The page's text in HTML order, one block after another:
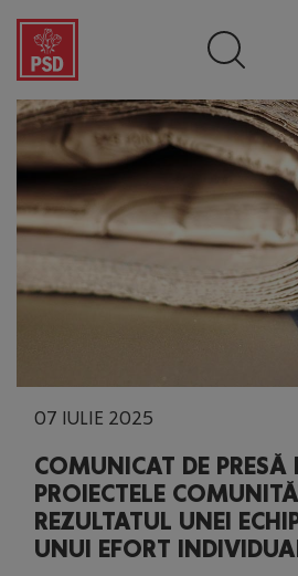
07 IULIE 2025
COMUNICAT DE PRESĂ
PROIECTELE
REZULTATUL UNEI
UNUI EFORT